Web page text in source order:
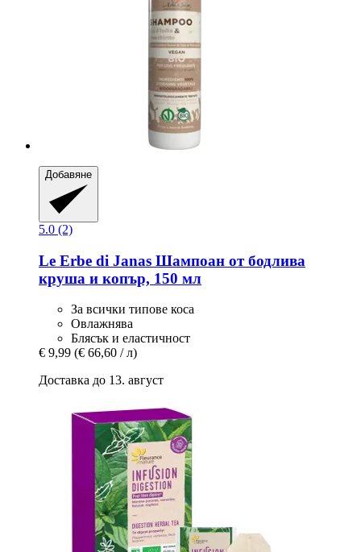
Добавяне
5.0 (2)
Le Erbe di Janas Шампоан от бодлива
круша и копър, 150 мл
За всички типове коса
Овлажнява
Блясък и еластичност
€ 9,99 (€ 66,60 / л)
Доставка до 13. август